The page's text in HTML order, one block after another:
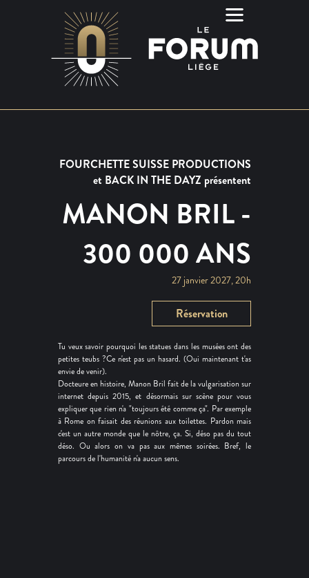
FOURCHETTE SUISSE PRODUCTIONS
et BACK IN THE DAYZ présentent
MANON BRIL -
300 000 ANS
27 janvier 2027, 20h
Réservation
Tu veux savoir pourquoi les statues dans les musées ont des
petites teubs ?Ce n'est pas un hasard. (Oui maintenant t'as
envie de venir).
Docteure en histoire, Manon Bril fait de la vulgarisation sur
internet depuis 2015, et désormais sur scène pour vous
expliquer que rien n'a "toujours été comme ça". Par exemple
à Rome on faisait des réunions aux toilettes. Pardon mais
c'est un autre monde que le nôtre, ça. Si, déso pas du tout
déso. Ou alors on va pas aux mêmes soirées. Bref, le
parcours de l'humanité n'a aucun sens.